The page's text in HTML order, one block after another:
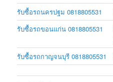
รับซื้อรถนครปฐม 0818805531
รับซื้อรถขอนแก่น 0818805531
รับซื้อรถกาญจนบุรี 0818805531